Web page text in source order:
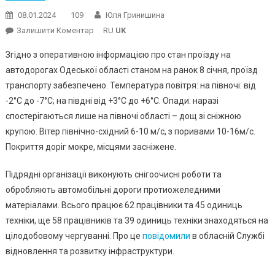
08.01.2024 109
Юля Гринишина
Залишити КоментарOn
Одещині
Прозвітували
Про
Стан
Проїзду
На
Автодорогах
RU UK
Згідно з оперативною інформацією про стан проїзду на
автодорогах Одеської області станом на ранок 8 січня, проїзд
транспорту забезпечено. Температура повітря: на півночі: від
-2°С до -7°С; на півдні від +3°С до +6°С. Опади: наразі
спостерігаються лише на півночі області – дощ зі сніжною
крупою. Вітер північно-східний 6-10 м/с, з поривами 10-16м/с.
Покриття доріг мокре, місцями засніжене.
Підрядні організації виконують снігоочисні роботи та
обробляють автомобільні дороги протиожеледними
матеріалами. Всього працює 62 працівники та 45 одиниць
техніки, ще 58 працівників та 39 одиниць техніки знаходяться на
цілодобовому чергуванні. Про це повідомили в обласній Службі
відновлення та розвитку інфраструктури.